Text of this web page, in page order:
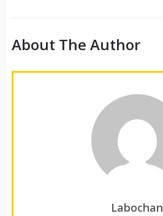
About The Author
Labochan